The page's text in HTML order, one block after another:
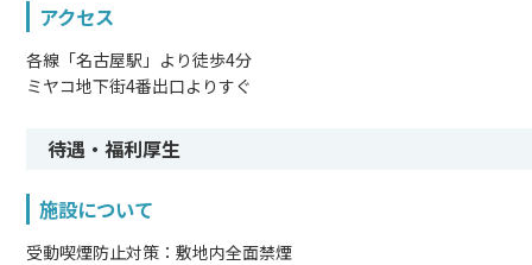
アクセス
各線「名古屋駅」より徒歩4分
ミヤコ地下街4番出口よりすぐ
待遇・福利厚生
施設について
受動喫煙防止対策：敷地内全面禁煙